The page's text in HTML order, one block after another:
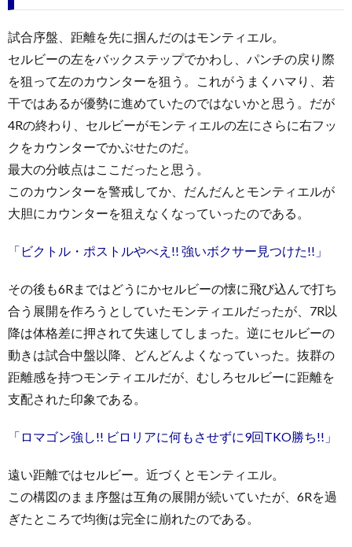
試合序盤、距離を先に掴んだのはモンティエル。
セルビーの左をバックステップでかわし、パンチの戻り際
を狙って左のカウンターを狙う。これがうまくハマり、若
干ではあるが優勢に進めていたのではないかと思う。だが
4Rの終わり、セルビーがモンティエルの左にさらに右フッ
クをカウンターでかぶせたのだ。
最大の分岐点はここだったと思う。
このカウンターを警戒してか、だんだんとモンティエルが
大胆にカウンターを狙えなくなっていったのである。
「ビクトル・ポストルやべえ!! 強いボクサー見つけた!!」
その後も6Rまではどうにかセルビーの懐に飛び込んで打ち
合う展開を作ろうとしていたモンティエルだったが、7R以
降は体格差に押されて失速してしまった。逆にセルビーの
動きは試合中盤以降、どんどんよくなっていった。抜群の
距離感を持つモンティエルだが、むしろセルビーに距離を
支配された印象である。
「ロマゴン強し!! ビロリアに何もさせずに9回TKO勝ち!!」
遠い距離ではセルビー。近づくとモンティエル。
この構図のまま序盤は互角の展開が続いていたが、6Rを過
ぎたところで均衡は完全に崩れたのである。